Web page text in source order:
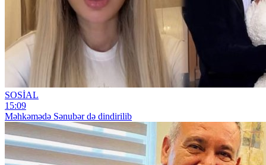
SOSİAL
15:09
Məhkəmədə Sənubər də dindirilib